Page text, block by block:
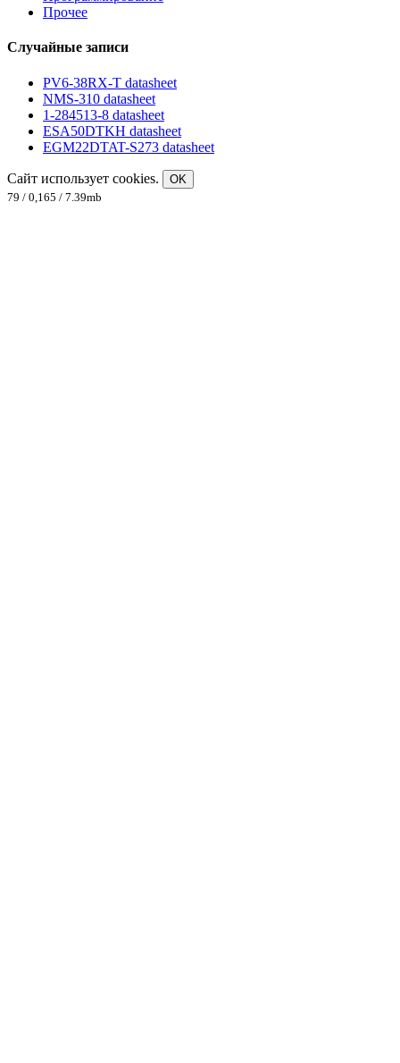
Прочее
Случайные записи
PV6-38RX-T datasheet
NMS-310 datasheet
1-284513-8 datasheet
ESA50DTKH datasheet
EGM22DTAT-S273 datasheet
Сайт использует cookies.
OK
79 / 0,165 / 7.39mb